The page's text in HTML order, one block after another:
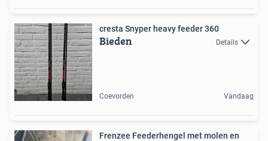
cresta Snyper heavy feeder 360
Bieden Details
Coevorden Vandaag
Frenzee Feederhengel met molen en